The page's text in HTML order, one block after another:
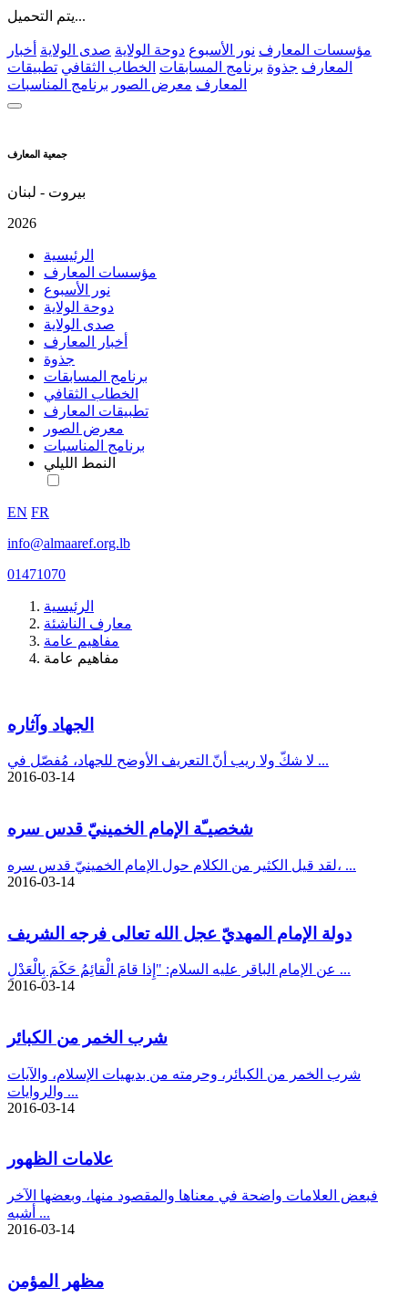
يتم التحميل...
مؤسسات المعارف نور الأسبوع دوحة الولاية صدى الولاية أخبار
المعارف جذوة برنامج المسابقات الخطاب الثقافي تطبيقات
المعارف معرض الصور برنامج المناسبات
جمعية المعارف
بيروت - لبنان
2026
الرئيسية
مؤسسات المعارف
نور الأسبوع
دوحة الولاية
صدى الولاية
أخبار المعارف
جذوة
برنامج المسابقات
الخطاب الثقافي
تطبيقات المعارف
معرض الصور
برنامج المناسبات
النمط الليلي
EN FR
info@almaaref.org.lb
01471070
الرئيسية
معارف الناشئة
مفاهيم عامة
مفاهيم عامة
الجهاد وآثاره
لا شكّ ولا ريب أنّ التعريف الأوضح للجهاد، مُفصّل في ...
2016-03-14
شخصيـّة الإمام الخمينيّ قدس سره
لقد قيل الكثير من الكلام حول الإمام الخمينيّ قدس سره، ...
2016-03-14
دولة الإمام المهديّ عجل الله تعالى فرجه الشريف
عن الإمام الباقر عليه السلام: "إِذا قامَ الْقائِمُ حَكَمَ بِالْعَدْلِ ...
2016-03-14
شرب الخمر من الكبائر
شرب الخمر من الكبائر، وحرمته من بديهيات الإسلام، والآيات
والروايات ...
2016-03-14
علامات الظهور
فبعض العلامات واضحة في معناها والمقصود منها، وبعضها الآخر
أشبه ...
2016-03-14
مظهر المؤمن‏